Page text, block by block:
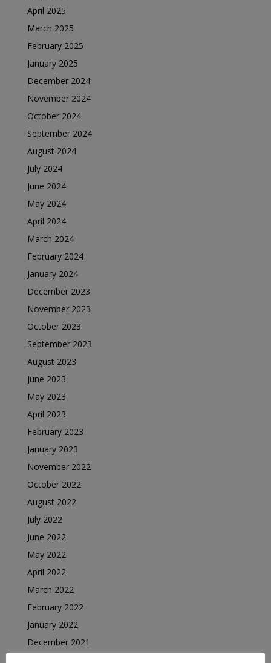
April 2025
March 2025
February 2025
January 2025
December 2024
November 2024
October 2024
September 2024
August 2024
July 2024
June 2024
May 2024
April 2024
March 2024
February 2024
January 2024
December 2023
November 2023
October 2023
September 2023
August 2023
June 2023
May 2023
April 2023
February 2023
January 2023
November 2022
October 2022
August 2022
July 2022
June 2022
May 2022
April 2022
March 2022
February 2022
January 2022
December 2021